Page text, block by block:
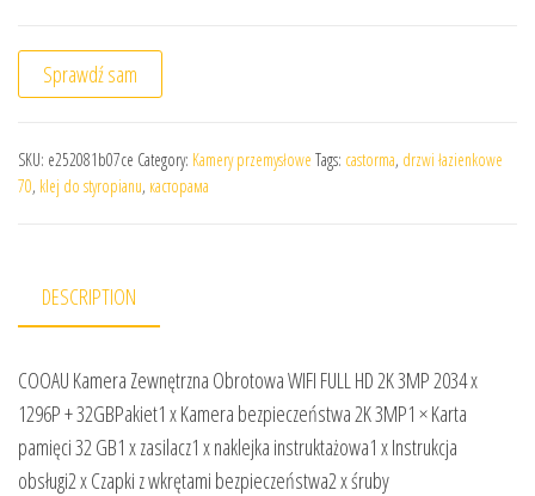
Sprawdź sam
SKU: e252081b07ce Category: Kamery przemysłowe Tags: castorma, drzwi łazienkowe
70, klej do styropianu, касторама
DESCRIPTION
COOAU Kamera Zewnętrzna Obrotowa WIFI FULL HD 2K 3MP 2034 x
1296P + 32GBPakiet1 x Kamera bezpieczeństwa 2K 3MP1 × Karta
pamięci 32 GB1 x zasilacz1 x naklejka instruktażowa1 x Instrukcja
obsługi2 x Czapki z wkrętami bezpieczeństwa2 x śruby